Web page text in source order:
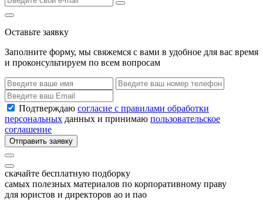
Оставьте заявку
Заполните форму, мы свяжемся с вами в удобное для вас время
и проконсультируем по всем вопросам
Подтверждаю согласие с правилами обработки
персональных данных и принимаю пользовательское
соглашение
Отправить заявку
скачайте бесплатную подборку
самых полезных материалов по корпоративному праву
для юристов и директоров ао и пао